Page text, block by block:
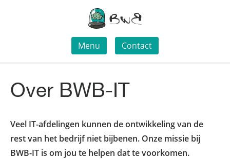
Menu Contact
Over BWB-IT
Veel IT-afdelingen kunnen de ontwikkeling van de
rest van het bedrijf niet bijbenen. Onze missie bij
BWB-IT is om jou te helpen dat te voorkomen.